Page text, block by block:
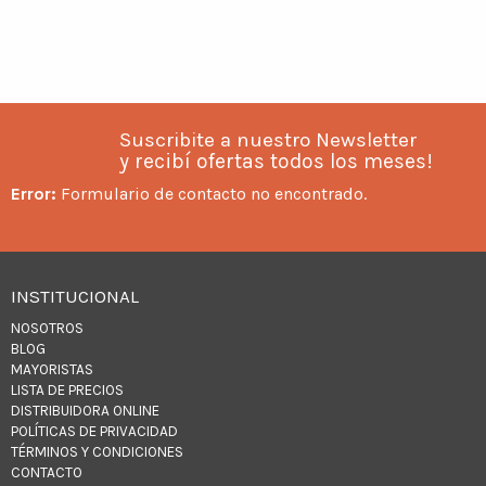
Suscribite a nuestro Newsletter
y recibí ofertas todos los meses!
Error: Formulario de contacto no encontrado.
INSTITUCIONAL
NOSOTROS
BLOG
MAYORISTAS
LISTA DE PRECIOS
DISTRIBUIDORA ONLINE
POLÍTICAS DE PRIVACIDAD
TÉRMINOS Y CONDICIONES
CONTACTO